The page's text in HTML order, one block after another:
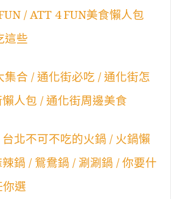
/ ATT 4 FUN美食懶人包
這些
集合 / 通化街必吃 / 通化街怎
人包 / 通化街周邊美食
北不可不吃的火鍋 / 火鍋懶
鍋 / 鴛鴦鍋 / 涮涮鍋 / 你要什
你選